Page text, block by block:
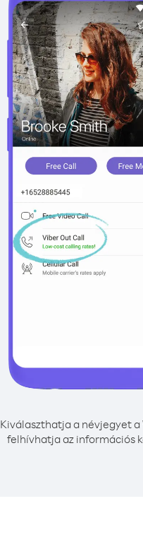
Kiválaszthatja a névjegyet a
felhívhatja az információs